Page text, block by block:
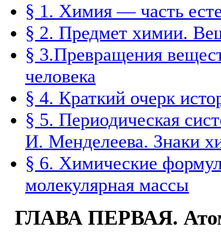
§ 1. Химия — часть
§ 2. Предмет химии.
§ 3.Превращения
человека
§ 4. Краткий очерк
§ 5. Периодическая
И. Менделеева. Знаки
§ 6. Химические
молекулярная массы
ГЛАВА ПЕРВАЯ.